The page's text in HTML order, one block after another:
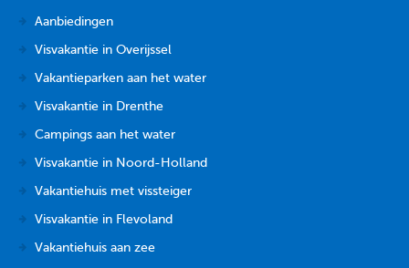
Aanbiedingen
Visvakantie in Overijssel
Vakantieparken aan het water
Visvakantie in Drenthe
Campings aan het water
Visvakantie in Noord-Holland
Vakantiehuis met vissteiger
Visvakantie in Flevoland
Vakantiehuis aan zee